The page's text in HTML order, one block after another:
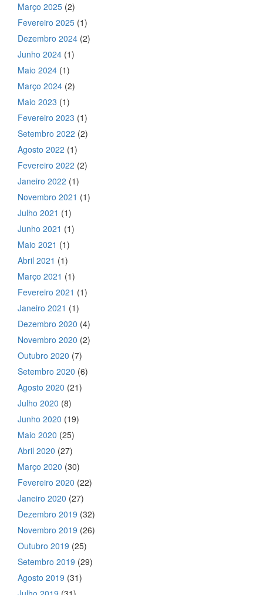
Março 2025 (2)
Fevereiro 2025 (1)
Dezembro 2024 (2)
Junho 2024 (1)
Maio 2024 (1)
Março 2024 (2)
Maio 2023 (1)
Fevereiro 2023 (1)
Setembro 2022 (2)
Agosto 2022 (1)
Fevereiro 2022 (2)
Janeiro 2022 (1)
Novembro 2021 (1)
Julho 2021 (1)
Junho 2021 (1)
Maio 2021 (1)
Abril 2021 (1)
Março 2021 (1)
Fevereiro 2021 (1)
Janeiro 2021 (1)
Dezembro 2020 (4)
Novembro 2020 (2)
Outubro 2020 (7)
Setembro 2020 (6)
Agosto 2020 (21)
Julho 2020 (8)
Junho 2020 (19)
Maio 2020 (25)
Abril 2020 (27)
Março 2020 (30)
Fevereiro 2020 (22)
Janeiro 2020 (27)
Dezembro 2019 (32)
Novembro 2019 (26)
Outubro 2019 (25)
Setembro 2019 (29)
Agosto 2019 (31)